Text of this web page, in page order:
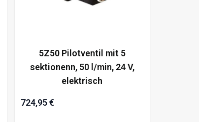
5Z50 Pilotventil mit 5
sektionenn, 50 l/min, 24 V,
elektrisch
724,95 €